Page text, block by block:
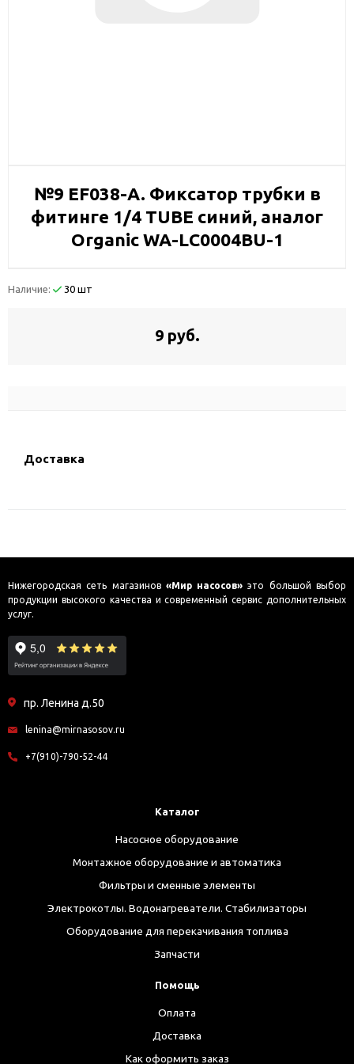
№9 EF038-A. Фиксатор трубки в
фитинге 1/4 TUBE синий, аналог
Organic WA-LC0004BU-1
Наличие: 30 шт
9 руб.
Доставка
Нижегородская сеть магазинов «Мир насосов» это большой выбор
продукции высокого качества и современный сервис дополнительных
услуг.
пр. Ленина д.50
lenina@mirnasosov.ru
+7(910)-790-52-44
Каталог
Насосное оборудование
Монтажное оборудование и автоматика
Фильтры и сменные элементы
Электрокотлы. Водонагреватели. Стабилизаторы
Оборудование для перекачивания топлива
Запчасти
Помощь
Оплата
Доставка
Как оформить заказ